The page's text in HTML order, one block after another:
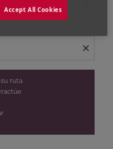
close
ruta
Accept All Cookies